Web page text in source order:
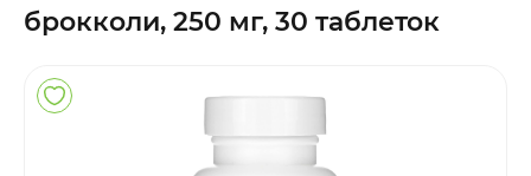
брокколи, 250 мг, 30 таблеток